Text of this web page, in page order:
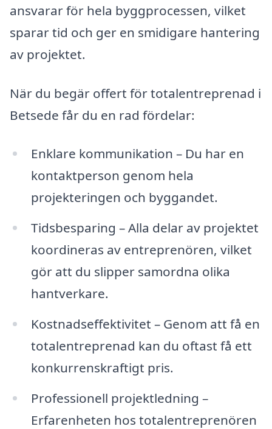
ansvarar för hela byggprocessen, vilket
sparar tid och ger en smidigare hantering
av projektet.
När du begär offert för totalentreprenad i
Betsede får du en rad fördelar:
Enklare kommunikation – Du har en
kontaktperson genom hela
projekteringen och byggandet.
Tidsbesparing – Alla delar av projektet
koordineras av entreprenören, vilket
gör att du slipper samordna olika
hantverkare.
Kostnadseffektivitet – Genom att få en
totalentreprenad kan du oftast få ett
konkurrenskraftigt pris.
Professionell projektledning –
Erfarenheten hos totalentreprenören